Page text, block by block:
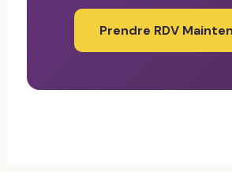
Prendre RDV